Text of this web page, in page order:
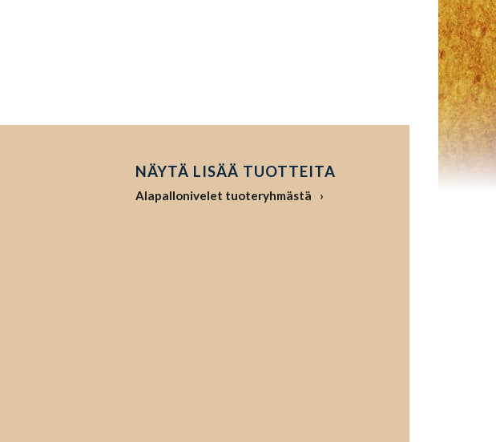
NÄYTÄ LISÄÄ TUOTTEITA
Alapallonivelet tuoteryhmästä